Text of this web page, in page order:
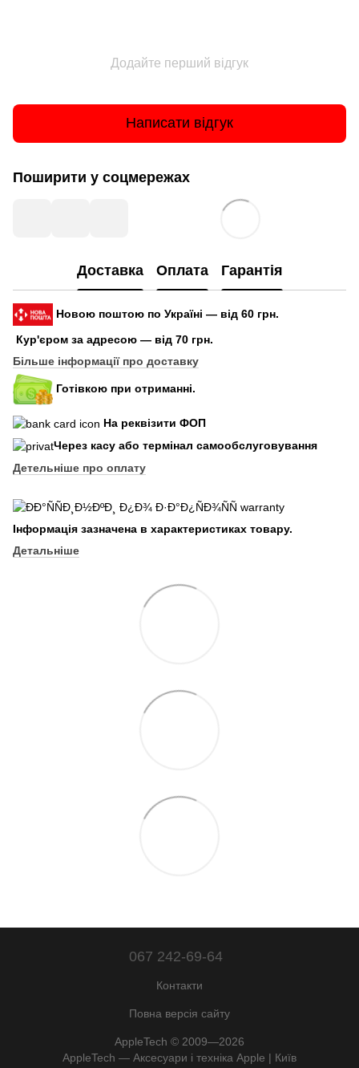
Додайте перший відгук
Написати відгук
Поширити у соцмережах
Доставка Оплата Гарантія
Новою поштою по Україні — від 60 грн.
Кур'єром за адресою — від 70 грн.
Більше інформації про доставку
Готівкою при отриманні.
На реквізити ФОП
Через касу або термінал самообслуговування
Детельніше про оплату
Інформація зазначена в характеристиках товару.
Детальніше
067 242-69-64
Контакти
Повна версія сайту
AppleTech © 2009—2026
AppleTech — Аксесуари і техніка Apple | Київ